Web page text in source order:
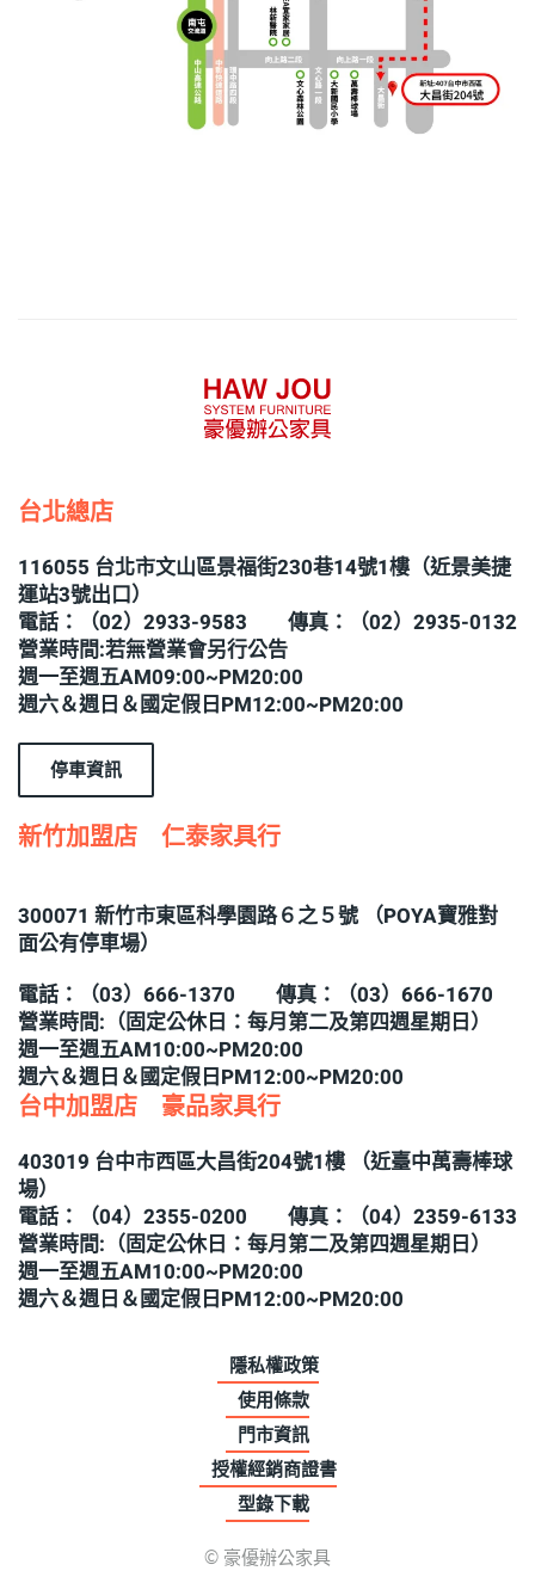
台北總店
116055 台北市文山區景福街230巷14號1樓（近景美捷
運站3號出口）
電話：（02）2933-9583 傳真：（02）2935-0132
營業時間:若無營業會另行公告
週一至週五AM09:00~PM20:00
週六＆週日＆國定假日PM12:00~PM20:00
停車資訊
新竹加盟店 仁泰家具行
300071 新竹市東區科學園路６之５號 （POYA寶雅對
面公有停車場）
電話：（03）666-1370 傳真：（03）666-1670
營業時間:（固定公休日：每月第二及第四週星期日）
週一至週五AM10:00~PM20:00
週六＆週日＆國定假日PM12:00~PM20:00
台中加盟店 豪品家具行
403019 台中市西區大昌街204號1樓 （近臺中萬壽棒球
場）
電話：（04）2355-0200 傳真：（04）2359-6133
營業時間:（固定公休日：每月第二及第四週星期日）
週一至週五AM10:00~PM20:00
週六＆週日＆國定假日PM12:00~PM20:00
隱私權政策
使用條款
門市資訊
授權經銷商證書
型錄下載
© 豪優辦公家具